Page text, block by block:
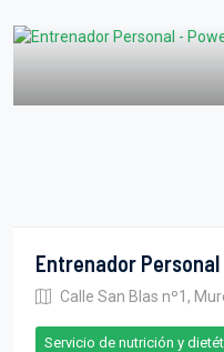
Entrenador
Calle San Blas nº1,
Servicio de nutrición y